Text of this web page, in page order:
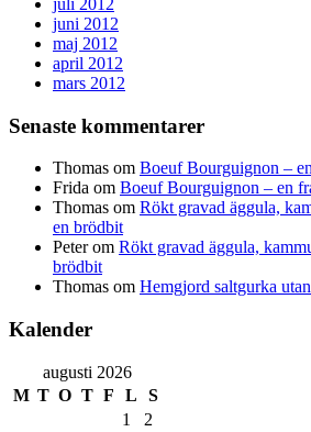
juni 2012
maj 2012
april 2012
mars 2012
Senaste kommentarer
Thomas om Boeuf Bourguignon –
Frida om Boeuf Bourguignon – en
Thomas om Rökt gravad äggula,
en brödbit
Peterom Rökt gravad äggula,
brödbit
Thomas om Hemgjord saltgurka
Kalender
augusti 2026
M T O T F L
S
1
2